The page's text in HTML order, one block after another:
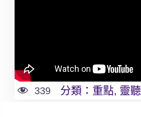
339 分類： 重點, 靈